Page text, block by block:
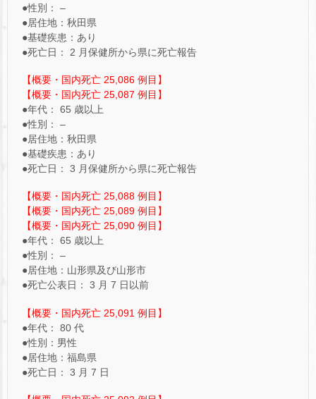
●性別： –
●居住地：秋田県
●基礎疾患：あり
●死亡日： 2 月保健所から県に死亡報告
【概要・国内死亡 25,086 例目】
【概要・国内死亡 25,087 例目】
●年代： 65 歳以上
●性別： –
●居住地：秋田県
●基礎疾患：あり
●死亡日： 3 月保健所から県に死亡報告
【概要・国内死亡 25,088 例目】
【概要・国内死亡 25,089 例目】
【概要・国内死亡 25,090 例目】
●年代： 65 歳以上
●性別： –
●居住地：山形県及び山形市
●死亡公表日： 3 月 7 日以前
【概要・国内死亡 25,091 例目】
●年代： 80 代
●性別：男性
●居住地：福島県
●死亡日： 3 月 7 日